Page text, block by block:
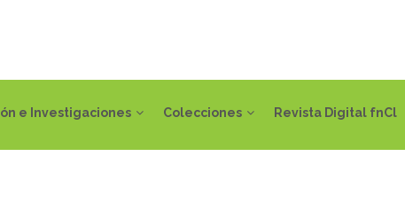
e Investigaciones Colecciones Revista Digital fnCl